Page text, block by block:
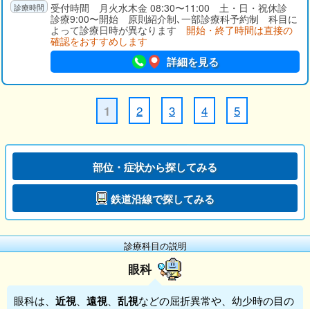
受付時間 月火水木金 08:30〜11:00 土・日・祝休診
診療9:00〜開始 原則紹介制､一部診療科予約制 科目に
よって診療日時が異なります 開始・終了時間は直接の
確認をおすすめします
詳細を見る
1 2 3 4 5
部位・症状から探してみる
鉄道沿線で探してみる
診療科目の説明
眼科
眼科は、 近視 遠視 乱視などの屈折異常や、幼少時の目の